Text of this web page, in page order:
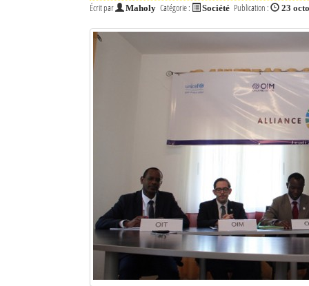
Écrit par Maholy Catégorie : Société Publication : 23